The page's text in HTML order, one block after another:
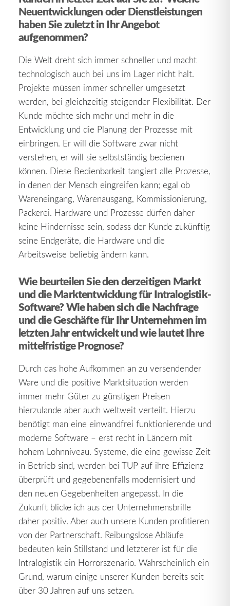
Neuentwicklungen oder Dienstleistungen
haben Sie zuletzt in Ihr Angebot
aufgenommen?
Die Welt dreht sich immer schneller und macht
technologisch auch bei uns im Lager nicht halt.
Projekte müssen immer schneller umgesetzt
werden, bei gleichzeitig steigender Flexibilität. Der
Kunde möchte sich mehr und mehr in die
Entwicklung und die Planung der Prozesse mit
einbringen. Er will die Software zwar nicht
verstehen, er will sie selbstständig bedienen
können. Diese Bedienbarkeit tangiert alle Prozesse,
in denen der Mensch eingreifen kann; egal ob
Wareneingang, Warenausgang, Kommissionierung,
Packerei. Hardware und Prozesse dürfen daher
keine Hindernisse sein, sodass der Kunde zukünftig
seine Endgeräte, die Hardware und die
Arbeitsweise beliebig ändern kann.
Wie beurteilen Sie den derzeitigen Markt
und die Marktentwicklung für Intralogistik-
Software? Wie haben sich die Nachfrage
und die Geschäfte für Ihr Unternehmen im
letzten Jahr entwickelt und wie lautet Ihre
mittelfristige Prognose?
Durch das hohe Aufkommen an zu versendender
Ware und die positive Marktsituation werden
immer mehr Güter zu günstigen Preisen
hierzulande aber auch weltweit verteilt. Hierzu
benötigt man eine einwandfrei funktionierende und
moderne Software – erst recht in Ländern mit
hohem Lohnniveau. Systeme, die eine gewisse Zeit
in Betrieb sind, werden bei TUP auf ihre Effizienz
überprüft und gegebenenfalls modernisiert und
den neuen Gegebenheiten angepasst. In die
Zukunft blicke ich aus der Unternehmensbrille
daher positiv. Aber auch unsere Kunden profitieren
von der Partnerschaft. Reibungslose Abläufe
bedeuten kein Stillstand und letzterer ist für die
Intralogistik ein Horrorszenario. Wahrscheinlich ein
Grund, warum einige unserer Kunden bereits seit
über 30 Jahren auf uns setzen.